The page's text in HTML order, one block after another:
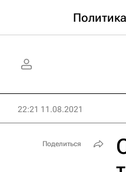
Политика
22:21 11.08.2021
Поделиться